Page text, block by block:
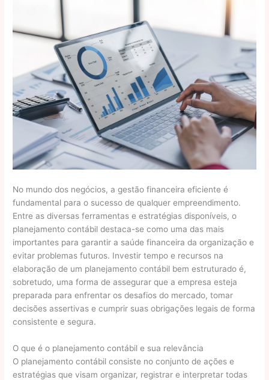
No mundo dos negócios, a gestão financeira eficiente é
fundamental para o sucesso de qualquer empreendimento.
Entre as diversas ferramentas e estratégias disponíveis, o
planejamento contábil destaca-se como uma das mais
importantes para garantir a saúde financeira da organização e
evitar problemas futuros. Investir tempo e recursos na
elaboração de um planejamento contábil bem estruturado é,
sobretudo, uma forma de assegurar que a empresa esteja
preparada para enfrentar os desafios do mercado, tomar
decisões assertivas e cumprir suas obrigações legais de forma
consistente e segura.
O que é o planejamento contábil e sua relevância
O planejamento contábil consiste no conjunto de ações e
estratégias que visam organizar, registrar e interpretar todas